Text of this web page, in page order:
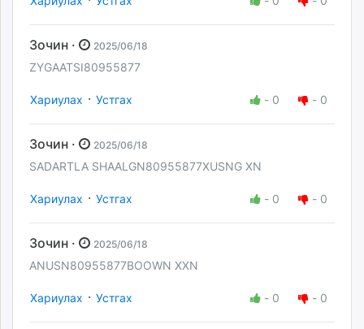
Зочин · 2025/06/18
ZYGAATSI80955877
Хариулах · Устгах - 0 - 0
Зочин · 2025/06/18
SADARTLA SHAALGN80955877XUSNG XN
Хариулах · Устгах - 0 - 0
Зочин · 2025/06/18
ANUSN80955877BOOWN XXN
Хариулах · Устгах - 0 - 0